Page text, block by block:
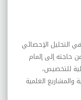
التحليل الإحصائي
حاجته إلى إلمام
للتخصيص،
العلمية